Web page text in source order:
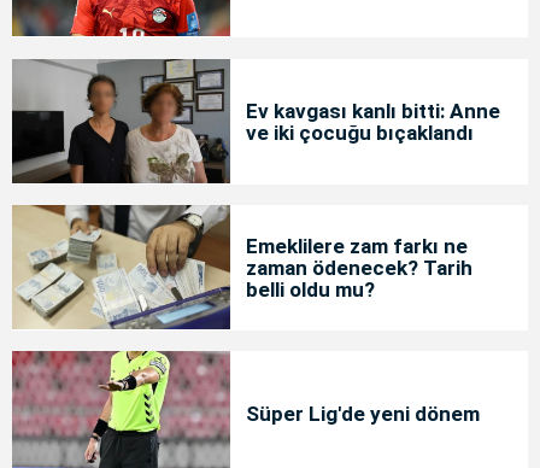
Ev kavgası kanlı bitti: Anne
ve iki çocuğu bıçaklandı
Emeklilere zam farkı ne
zaman ödenecek? Tarih
belli oldu mu?
Süper Lig'de yeni dönem